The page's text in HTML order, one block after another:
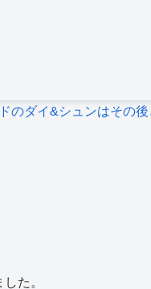
のダイ&シュンはその
た。